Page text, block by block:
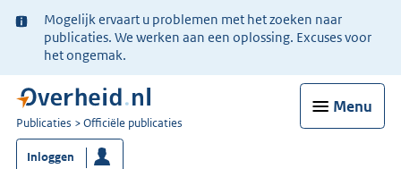
Ter
informatie:
Mogelijk ervaart u problemen met het zoeken naar
publicaties. We werken aan een oplossing. Excuses voor
het ongemak.
Menu
U
bent
nu
Publicaties Officiële publicaties
Inloggen